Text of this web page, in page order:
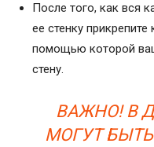
После того, как вся
ее стенку
помощью которой
стену.
ВАЖНО! В
МОГУТ